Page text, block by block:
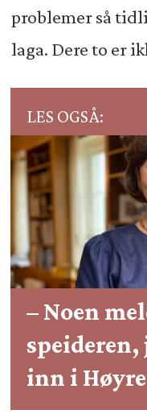
problemer så
laga. Dere to er
LES OGSÅ:
– Noen
speideren,
inn i Høyre